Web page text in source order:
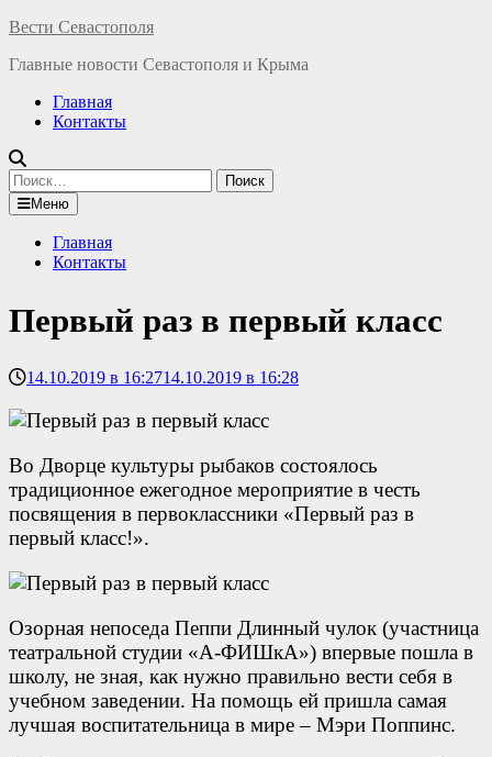
Перейти
содержимому
Вести Севастополя
Главные новости Севастополя и Крыма
Главная
Контакты
Найти:
Меню
Главная
Контакты
Первый раз в первый класс
14.10.2019 в 16:2714.10.2019 в 16:28
Во Дворце культуры рыбаков состоялось
традиционное ежегодное мероприятие в честь
посвящения в первоклассники «Первый раз в
первый класс!».
Озорная непоседа Пеппи Длинный чулок (участница
театральной студии «А-ФИШкА») впервые пошла в
школу, не зная, как нужно правильно вести себя в
учебном заведении. На помощь ей пришла самая
лучшая воспитательница в мире – Мэри Поппинс.